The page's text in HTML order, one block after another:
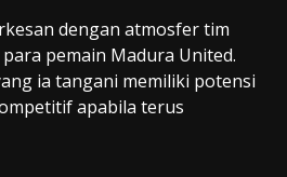
dengan atmosfer tim
pemain Madura United.
ia tangani memiliki potensi
apabila terus